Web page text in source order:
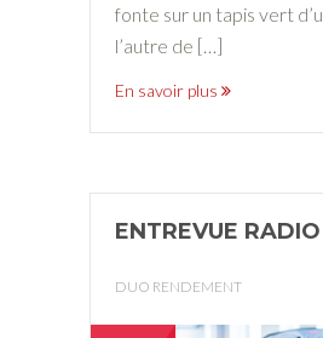
fonte sur un tapis vert
l’autre de […]
En savoir plus
ENTREVUE
DUO RENDEMENT